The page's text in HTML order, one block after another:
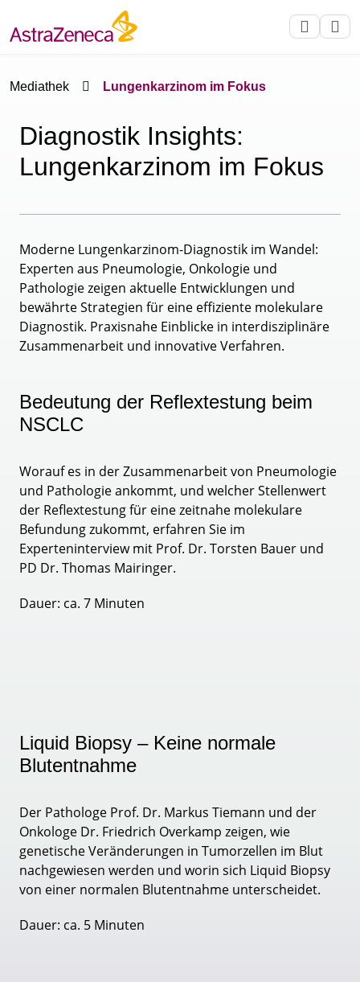
Mediathek Lungenkarzinom im Fokus
Diagnostik Insights:
Lungenkarzinom im Fokus
Moderne Lungenkarzinom-Diagnostik im Wandel:
Experten aus Pneumologie, Onkologie und
Pathologie zeigen aktuelle Entwicklungen und
bewährte Strategien für eine effiziente molekulare
Diagnostik. Praxisnahe Einblicke in interdisziplinäre
Zusammenarbeit und innovative Verfahren.
Bedeutung der Reflextestung beim
NSCLC
Worauf es in der Zusammenarbeit von Pneumologie
und Pathologie ankommt, und welcher Stellenwert
der Reflextestung für eine zeitnahe molekulare
Befundung zukommt, erfahren Sie im
Experteninterview mit Prof. Dr. Torsten Bauer und
PD Dr. Thomas Mairinger.
Dauer: ca. 7 Minuten
Liquid Biopsy – Keine normale
Blutentnahme
Der Pathologe Prof. Dr. Markus Tiemann und der
Onkologe Dr. Friedrich Overkamp zeigen, wie
genetische Veränderungen in Tumorzellen im Blut
nachgewiesen werden und worin sich Liquid Biopsy
von einer normalen Blutentnahme unterscheidet.
Dauer: ca. 5 Minuten